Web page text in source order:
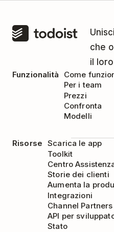
nell'angolo in alto
Services.
Cerca Todoist
Disconnect.
Quando ti viene
vuoi disconnettere
che
il
Funzionalità
Come
Per i team
Prezzi
Confronta
Modelli
Risorse Scarica le app
Toolkit
Centro
Storie dei clienti
Aumenta la
Integrazioni
Channel Partners
API per
Stato